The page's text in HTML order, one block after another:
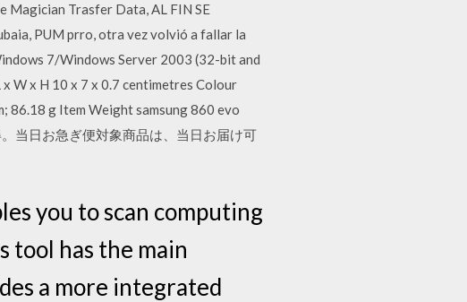
Magician Trasfer Data, AL FIN SE
PUM prro, otra vez volvió a fallar la
7/Windows Server 2003 (32-bit and
x W x H 10 x 7 x 0.7 centimetres Colour
86.18 g Item Weight samsung 860 evo
当日お急ぎ便対象商品は、当日お届け可
you to scan computing
tool has the main
a more integrated